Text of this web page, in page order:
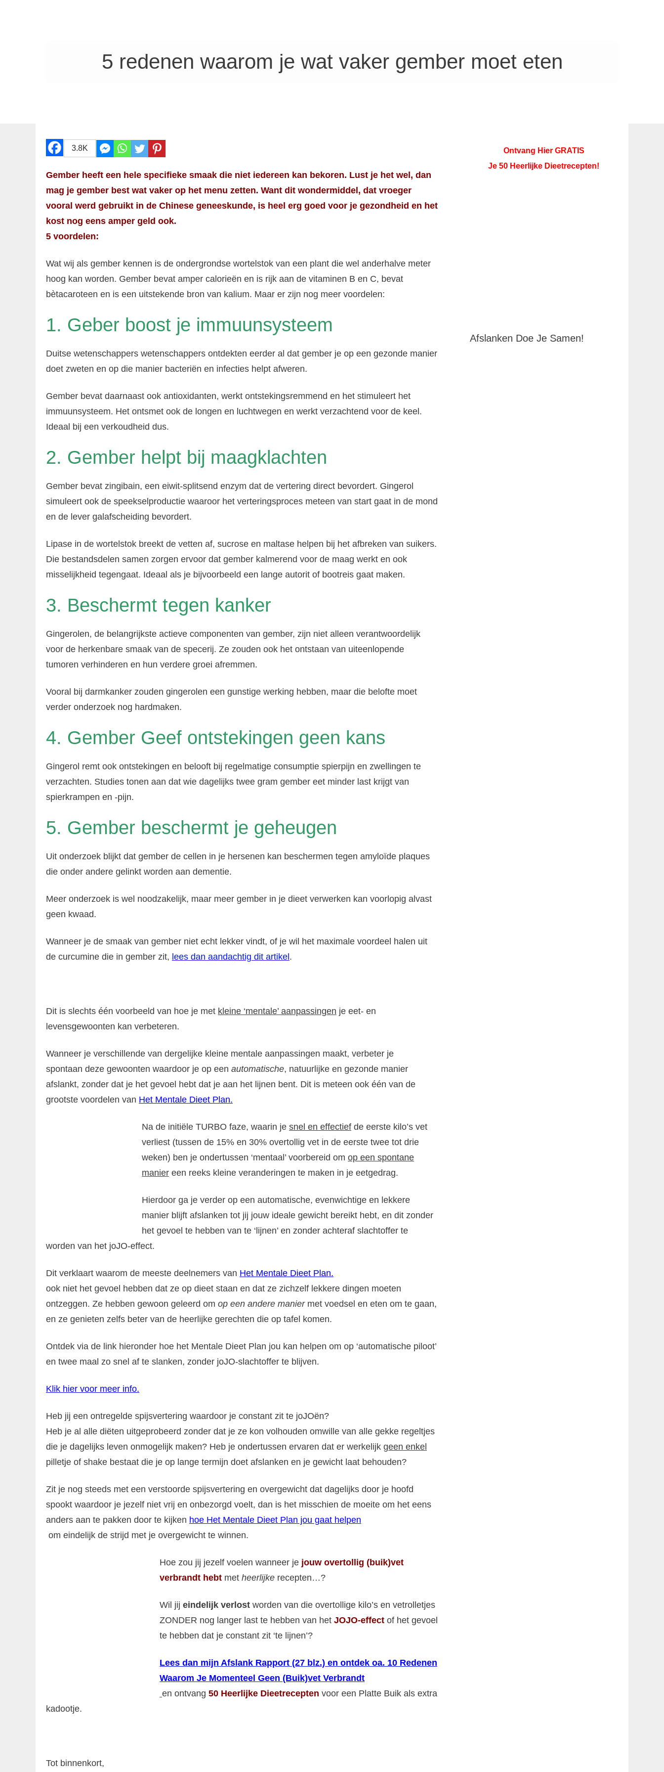
5 redenen waarom je wat vaker gember moet eten
3.8K
Gember heeft een hele specifieke smaak die niet iedereen kan bekoren. Lust je het wel, dan
mag je gember best wat vaker op het menu zetten. Want dit wondermiddel, dat vroeger
vooral werd gebruikt in de Chinese geneeskunde, is heel erg goed voor je gezondheid en het
kost nog eens amper geld ook.
5 voordelen:
Wat wij als gember kennen is de ondergrondse wortelstok van een plant die wel anderhalve meter
hoog kan worden. Gember bevat amper calorieën en is rijk aan de vitaminen B en C, bevat
bètacaroteen en is een uitstekende bron van kalium. Maar er zijn nog meer voordelen:
1. Geber boost je immuunsysteem
Duitse wetenschappers wetenschappers ontdekten eerder al dat gember je op een gezonde manier
doet zweten en op die manier bacteriën en infecties helpt afweren.
Gember bevat daarnaast ook antioxidanten, werkt ontstekingsremmend en het stimuleert het
immuunsysteem. Het ontsmet ook de longen en luchtwegen en werkt verzachtend voor de keel.
Ideaal bij een verkoudheid dus.
2. Gember helpt bij maagklachten
Gember bevat zingibain, een eiwit-splitsend enzym dat de vertering direct bevordert. Gingerol
simuleert ook de speekselproductie waaroor het verteringsproces meteen van start gaat in de mond
en de lever galafscheiding bevordert.
Lipase in de wortelstok breekt de vetten af, sucrose en maltase helpen bij het afbreken van suikers.
Die bestandsdelen samen zorgen ervoor dat gember kalmerend voor de maag werkt en ook
misselijkheid tegengaat. Ideaal als je bijvoorbeeld een lange autorit of bootreis gaat maken.
3. Beschermt tegen kanker
Gingerolen, de belangrijkste actieve componenten van gember, zijn niet alleen verantwoordelijk
voor de herkenbare smaak van de specerij. Ze zouden ook het ontstaan van uiteenlopende
tumoren verhinderen en hun verdere groei afremmen.
Vooral bij darmkanker zouden gingerolen een gunstige werking hebben, maar die belofte moet
verder onderzoek nog hardmaken.
4. Gember Geef ontstekingen geen kans
Gingerol remt ook ontstekingen en belooft bij regelmatige consumptie spierpijn en zwellingen te
verzachten. Studies tonen aan dat wie dagelijks twee gram gember eet minder last krijgt van
spierkrampen en -pijn.
5. Gember beschermt je geheugen
Uit onderzoek blijkt dat gember de cellen in je hersenen kan beschermen tegen amyloïde plaques
die onder andere gelinkt worden aan dementie.
Meer onderzoek is wel noodzakelijk, maar meer gember in je dieet verwerken kan voorlopig alvast
geen kwaad.
Wanneer je de smaak van gember niet echt lekker vindt, of je wil het maximale voordeel halen uit
de curcumine die in gember zit, lees dan aandachtig dit artikel .
Dit is slechts één voorbeeld van hoe je met kleine ‘mentale’ aanpassingen je eet- en
levensgewoonten kan verbeteren.
Wanneer je verschillende van dergelijke kleine mentale aanpassingen maakt, verbeter je
spontaan deze gewoonten waardoor je op een automatische, natuurlijke en gezonde manier
afslankt, zonder dat je het gevoel hebt dat je aan het lijnen bent. Dit is meteen ook één van de
grootste voordelen van Het Mentale Dieet Plan.
Na de initiële TURBO faze, waarin je snel en effectief de eerste kilo’s vet
verliest (tussen de 15% en 30% overtollig vet in de eerste twee tot drie
weken) ben je ondertussen ‘mentaal’ voorbereid om op een spontane
manier een reeks kleine veranderingen te maken in je eetgedrag.
Hierdoor ga je verder op een automatische, evenwichtige en lekkere
manier blijft afslanken tot jij jouw ideale gewicht bereikt hebt, en dit zonder
het gevoel te hebben van te ‘lijnen’ en zonder achteraf slachtoffer te
worden van het joJO-effect.
Dit verklaart waarom de meeste deelnemers van Het Mentale Dieet Plan.
ook niet het gevoel hebben dat ze op dieet staan en dat ze zichzelf lekkere dingen moeten
ontzeggen. Ze hebben gewoon geleerd om op een andere maniermet voedsel en eten om te gaan,
en ze genieten zelfs beter van de heerlijke gerechten die op tafel komen.
Ontdek via de link hieronder hoe het Mentale Dieet Plan jou kan helpen om op ‘automatische piloot’
en twee maal zo snel af te slanken, zonder joJO-slachtoffer te blijven.
Klik hier voor meer info.
Heb jij een ontregelde spijsvertering waardoor je constant zit te joJOën?
Heb je al alle diëten uitgeprobeerd zonder dat je ze kon volhouden omwille van alle gekke regeltjes
die je dagelijks leven onmogelijk maken? Heb je ondertussen ervaren dat er werkelijk geen enkel
pilletje of shake bestaat die je op lange termijn doet afslanken en je gewicht laat behouden?
Zit je nog steeds met een verstoorde spijsvertering en overgewicht dat dagelijks door je hoofd
spookt waardoor je jezelf niet vrij en onbezorgd voelt, dan is het misschien de moeite om het eens
anders aan te pakken door te kijken hoe Het Mentale Dieet Plan jou gaat helpen
om eindelijk de strijd met je overgewicht te winnen.
Hoe zou jij jezelf voelen wanneer je jouw overtollig (buik)vet
verbrandt hebt met heerlijke recepten…?
Wil jij eindelijk verlost worden van die overtollige kilo’s en vetrolletjes
ZONDER nog langer last te hebben van het JOJO-effect of het gevoel
te hebben dat je constant zit ‘te lijnen’?
Lees dan mijn Afslank Rapport (27 blz.) en ontdek oa. 10 Redenen
Waarom Je Momenteel Geen (Buik)vet Verbrandt
en ontvang 50 Heerlijke Dieetrecepten voor een Platte Buik als extra
kadootje.
Tot binnenkort,
Ontvang Hier GRATIS
Je 50 Heerlijke Dieetrecepten!
Afslanken Doe Je Samen!